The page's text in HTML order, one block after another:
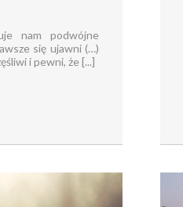
nam podwójne
się ujawni (…)
i pewni, że [...]